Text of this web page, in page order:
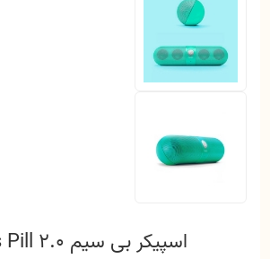
اسپیکر بی سیم Beats Pill 2.0